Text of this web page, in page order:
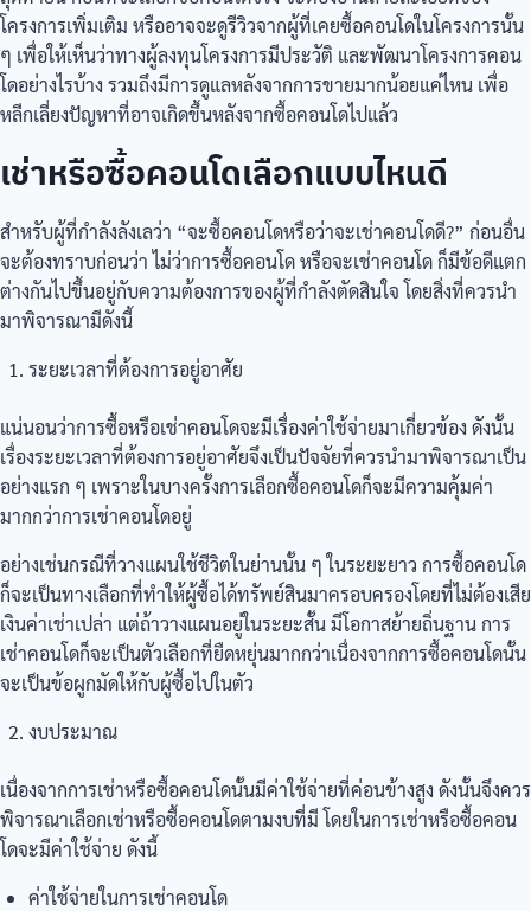
โครงการเพิ่มเติม หรืออาจจะดูรีวิวจากผู้ที่เคยซื้อคอนโดในโครงการนั้น
ๆ เพื่อให้เห็นว่าทางผู้ลงทุนโครงการมีประวัติ และพัฒนาโครงการคอน
โดอย่างไรบ้าง รวมถึงมีการดูแลหลังจากการขายมากน้อยแค่ไหน เพื่อ
หลีกเลี่ยงปัญหาที่อาจเกิดขึ้นหลังจากซื้อคอนโดไปแล้ว
เช่าหรือซื้อคอนโดเลือกแบบไหนดี
สำหรับผู้ที่กำลังลังเลว่า “จะซื้อคอนโดหรือว่าจะเช่าคอนโดดี?” ก่อนอื่น
จะต้องทราบก่อนว่า ไม่ว่าการซื้อคอนโด หรือจะเช่าคอนโด ก็มีข้อดีแตก
ต่างกันไปขึ้นอยู่กับความต้องการของผู้ที่กำลังตัดสินใจ โดยสิ่งที่ควรนำ
มาพิจารณามีดังนี้
ระยะเวลาที่ต้องการอยู่อาศัย
แน่นอนว่าการซื้อหรือเช่าคอนโดจะมีเรื่องค่าใช้จ่ายมาเกี่ยวข้อง ดังนั้น
เรื่องระยะเวลาที่ต้องการอยู่อาศัยจึงเป็นปัจจัยที่ควรนำมาพิจารณาเป็น
อย่างแรก ๆ เพราะในบางครั้งการเลือกซื้อคอนโดก็จะมีความคุ้มค่า
มากกว่าการเช่าคอนโดอยู่
อย่างเช่นกรณีที่วางแผนใช้ชีวิตในย่านนั้น ๆ ในระยะยาว การซื้อคอนโด
ก็จะเป็นทางเลือกที่ทำให้ผู้ซื้อได้ทรัพย์สินมาครอบครองโดยที่ไม่ต้องเสีย
เงินค่าเช่าเปล่า แต่ถ้าวางแผนอยู่ในระยะสั้น มีโอกาสย้ายถิ่นฐาน การ
เช่าคอนโดก็จะเป็นตัวเลือกที่ยืดหยุ่นมากกว่าเนื่องจากการซื้อคอนโดนั้น
จะเป็นข้อผูกมัดให้กับผู้ซื้อไปในตัว
งบประมาณ
เนื่องจากการเช่าหรือซื้อคอนโดนั้นมีค่าใช้จ่ายที่ค่อนข้างสูง ดังนั้นจึงควร
พิจารณาเลือกเช่าหรือซื้อคอนโดตามงบที่มี โดยในการเช่าหรือซื้อคอน
โดจะมีค่าใช้จ่าย ดังนี้
ค่าใช้จ่ายในการเช่าคอนโด